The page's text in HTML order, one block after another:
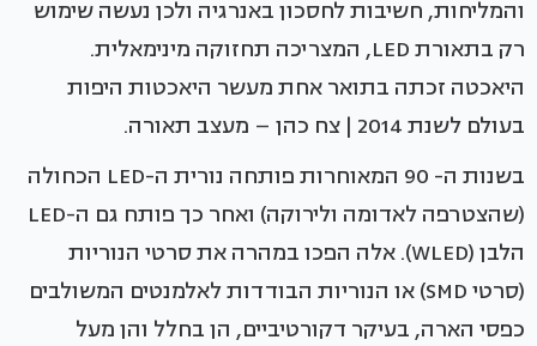
והמליחות, חשיבות לחסכון באנרגיה ולכן נעשה שימוש
רק בתאורת LED, המצריכה תחזוקה מינימאלית.
היאכטה זכתה בתואר אחת מעשר היאכטות היפות
בעולם לשנת 2014 | צח כהן – מעצב תאורה.
בשנות ה- 90 המאוחרות פותחה נורית ה-LED הכחולה
(שהצטרפה לאדומה ולירוקה) ואחר כך פותח גם ה-LED
הלבן (WLED). אלה הפכו במהרה את סרטי הנוריות
(סרטי SMD) או הנוריות הבודדות לאלמנטים המשולבים
כפסי הארה, בעיקר דקורטיביים, הן בחלל והן מעל